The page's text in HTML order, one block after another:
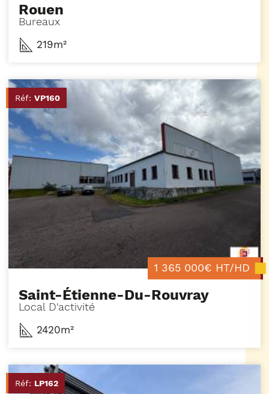
Rouen
Bureaux
219m²
Réf:VP160
1 365 000€ HT/HD
Saint-Étienne-Du-Rouvray
Local D'activité
2420m²
Réf: LP162